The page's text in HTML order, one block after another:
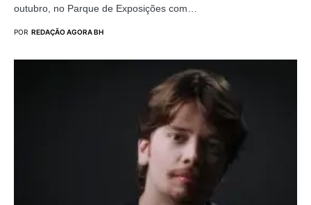
outubro, no Parque de Exposições com…
POR REDAÇÃO AGORA BH